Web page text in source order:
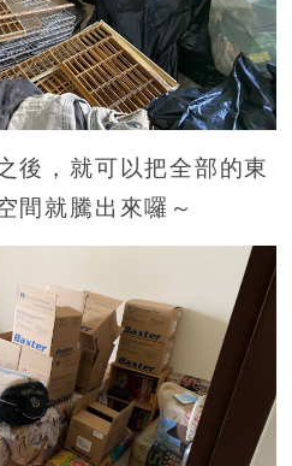
後，就可以把全部的東
間就騰出來囉～